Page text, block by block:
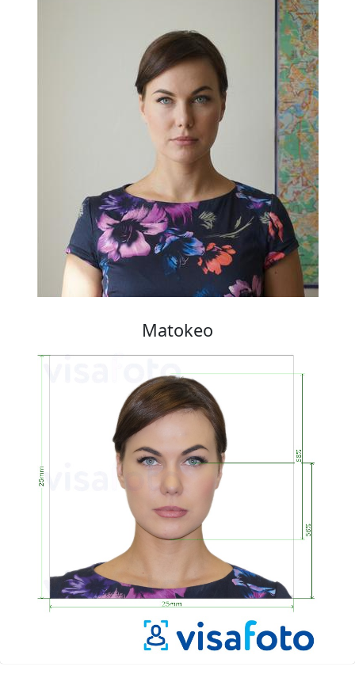
Matokeo